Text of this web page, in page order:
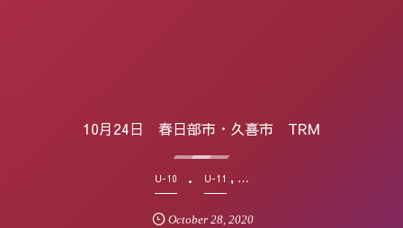
10月24日 春日部市・久喜市 TRM
U-10 U-11 , …
October 28,2020